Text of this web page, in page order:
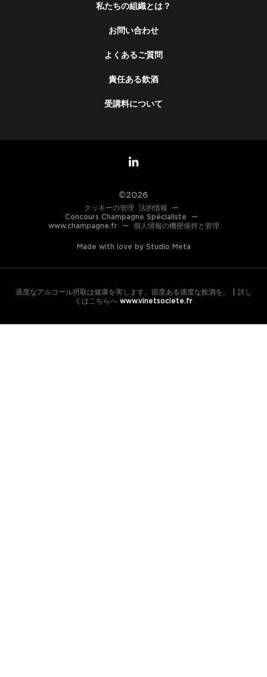
私たちの組織とは？
お問い合わせ
よくあるご質問
責任ある飲酒
受講料について
©2026
クッキーの管理 法的情報
—
Concours Champagne Spécialiste
—
www.champagne.fr
— 個人情報の機密保持と管理
Made with love by Studio Meta
過度なアルコール摂取は健康を害します。節度ある適度な飲酒を。 | 詳し
くはこちらへ www.vinetsociete.fr